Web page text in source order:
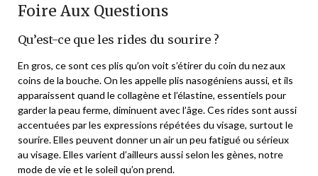
Foire Aux Questions
Qu’est-ce que les rides du sourire ?
En gros, ce sont ces plis qu’on voit s’étirer du coin du nez aux
coins de la bouche. On les appelle plis nasogéniens aussi, et ils
apparaissent quand le collagène et l’élastine, essentiels pour
garder la peau ferme, diminuent avec l’âge. Ces rides sont aussi
accentuées par les expressions répétées du visage, surtout le
sourire. Elles peuvent donner un air un peu fatigué ou sérieux
au visage. Elles varient d’ailleurs aussi selon les gènes, notre
mode de vie et le soleil qu’on prend.